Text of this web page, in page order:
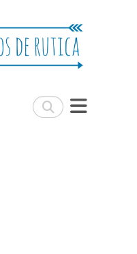
Buscar
Rutica